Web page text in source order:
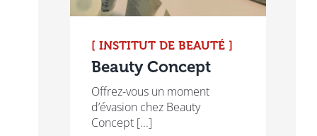
[ INSTITUT DE BEAUTÉ ]
Beauty Concept
Offrez-vous un moment
d’évasion chez Beauty
Concept [...]